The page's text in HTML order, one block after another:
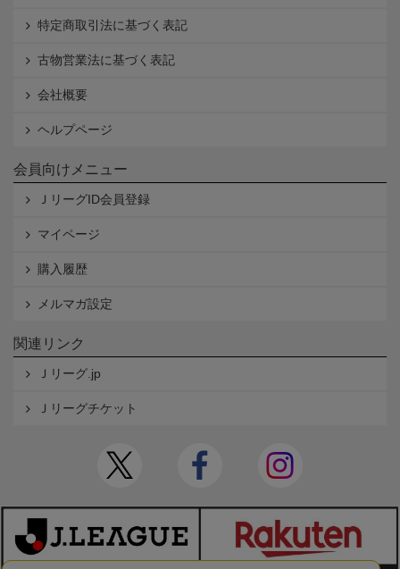
特定商取引法に基づく表記
古物営業法に基づく表記
会社概要
ヘルプページ
会員向けメニュー
ＪリーグID会員登録
マイページ
購入履歴
メルマガ設定
関連リンク
Ｊリーグ.jp
Ｊリーグチケット